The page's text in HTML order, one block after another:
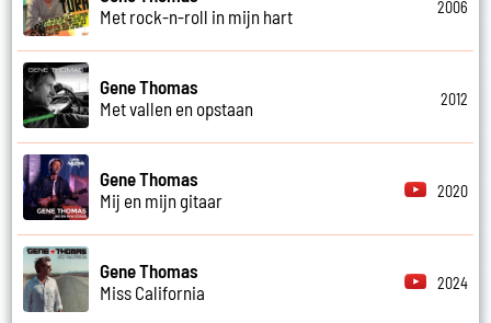
Met rock-n-roll in mijn hart
2006
Gene Thomas
Met vallen en opstaan
2012
Gene Thomas
Mij en mijn gitaar
2020
Gene Thomas
Miss California
2024